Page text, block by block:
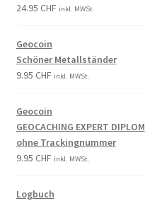
24.95 CHF inkl. MWSt.
Geocoin
Schöner Metallständer
9.95 CHF inkl. MWSt.
Geocoin
GEOCACHING EXPERT DIPLOM
ohne Trackingnummer
9.95 CHF inkl. MWSt.
Logbuch